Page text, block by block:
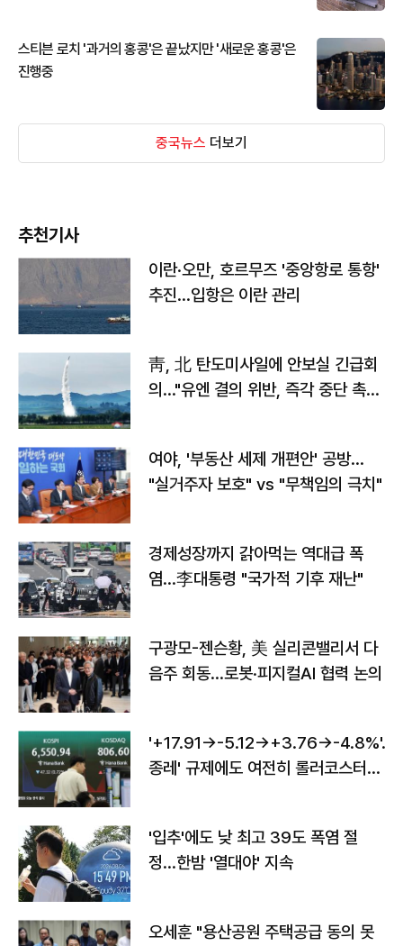
스티븐 로치 '과거의 홍콩'은 끝났지만 '새로운 홍콩'은
진행중
중국뉴스 더보기
추천기사
이란·오만, 호르무즈 '중앙항로 통항'
추진…입항은 이란 관리
靑, 北 탄도미사일에 안보실 긴급회
의…"유엔 결의 위반, 즉각 중단 촉
여야, '부동산 세제 개편안' 공방…
"실거주자 보호" vs "무책임의 극치"
경제성장까지 갉아먹는 역대급 폭
염…李대통령 "국가적 기후 재난"
구광모-젠슨황, 美 실리콘밸리서 다
음주 회동…로봇·피지컬AI 협력 논의
'+17.91→-5.12→+3.76→-4.8%'…'
종레' 규제에도 여전히 롤러코스터
'입추'에도 낮 최고 39도 폭염 절
정…한밤 '열대야' 지속
오세훈 "용산공원 주택공급 동의 못